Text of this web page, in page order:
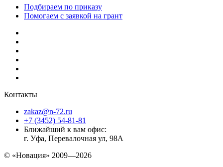
Подбираем по приказу
Помогаем с заявкой на грант
Контакты
zakaz@n-72.ru
+7 (3452) 54-81-81
Ближайший к вам офис:
г. Уфа, Перевалочная ул, 98А
© «Новация» 2009—2026